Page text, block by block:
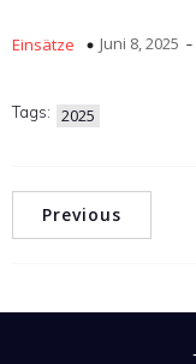
Einsätze Juni 8, 2025 -
Tags: 2025
Previous